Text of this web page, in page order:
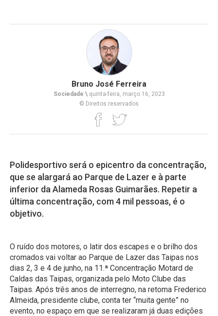
Bruno José Ferreira
Sociedade \quinta-feira, março 16, 2023
© Direitos reservados
Polidesportivo será o epicentro da concentração,
que se alargará ao Parque de Lazer e à parte
inferior da Alameda Rosas Guimarães. Repetir a
última concentração, com 4 mil pessoas, é o
objetivo.
O ruído dos motores, o latir dos escapes e o brilho dos
cromados vai voltar ao Parque de Lazer das Taipas nos
dias 2, 3 e 4 de junho, na 11.ª Concentração Motard de
Caldas das Taipas, organizada pelo Moto Clube das
Taipas. Após três anos de interregno, na retoma Frederico
Almeida, presidente clube, conta ter “muita gente” no
evento, no espaço em que se realizaram já duas edições